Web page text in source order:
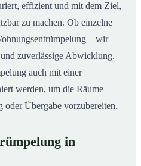
effizient und mit dem Ziel,
zu machen. Ob einzelne
– wir
zuverlässige Abwicklung.
auch mit einer
werden, um die Räume
Übergabe vorzubereiten.
in